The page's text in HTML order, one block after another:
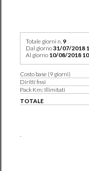
Totale giorni n. 9
Dal giorno31/07/2018
Al giorno 10/08/2018
Costo base (9 giorni)
Diritti fissi
Pack Km: Illimitati
TOTALE
.